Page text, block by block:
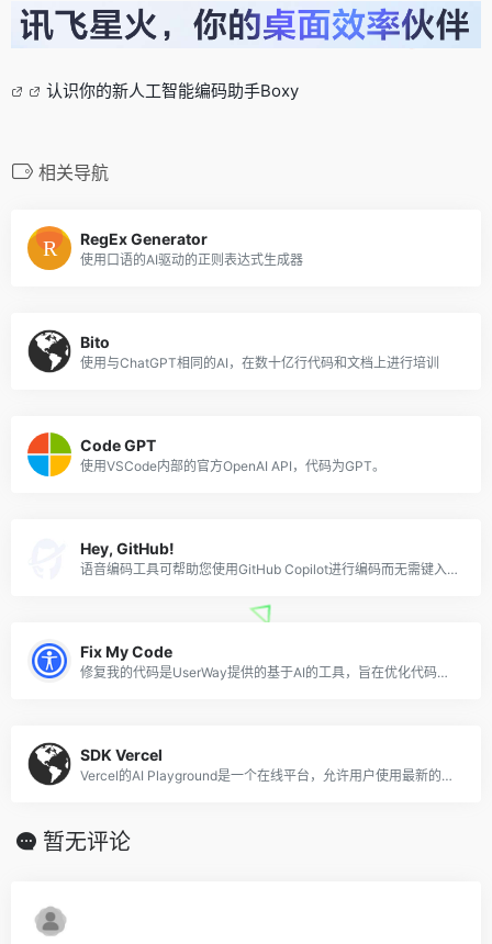
认识你的新人工智能编码助手Boxy
相关导航
RegEx Generator
使用口语的AI驱动的正则表达式生成器
Bito
使用与ChatGPT相同的AI，在数十亿行代码和文档上进行培训
Code GPT
使用VSCode内部的官方OpenAI API，代码为GPT。
Hey, GitHub!
语音编码工具可帮助您使用GitHub Copilot进行编码而无需键入。
Fix My Code
修复我的代码是UserWay提供的基于AI的工具，旨在优化代码以满足WCAG 2.1 AA标准。
SDK Vercel
Vercel的AI Playground是一个在线平台，允许用户使用最新的AI语言模型构建AI驱动的应用程序。
暂无评论